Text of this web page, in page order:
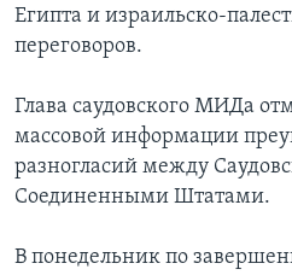
Египта и израильско-
переговоров.
Глава саудовского МИДа
массовой информации
разногласий между
Соединенными Штатами.
В понедельник по